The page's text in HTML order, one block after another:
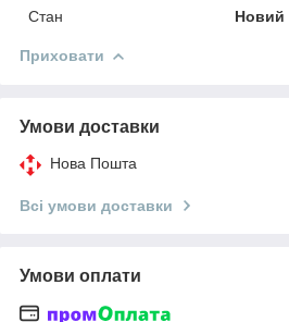
Стан
Новий
Приховати
Умови доставки
Нова Пошта
Всі умови доставки
Умови оплати